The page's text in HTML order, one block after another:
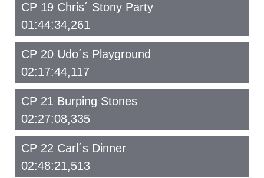
CP 19 Chris´ Stony Party
01:44:34,261
CP 20 Udo´s Playground
02:17:44,117
CP 21 Burping Stones
02:27:08,335
CP 22 Carl´s Dinner
02:48:21,513